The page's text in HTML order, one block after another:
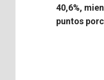
40,6%,
puntos